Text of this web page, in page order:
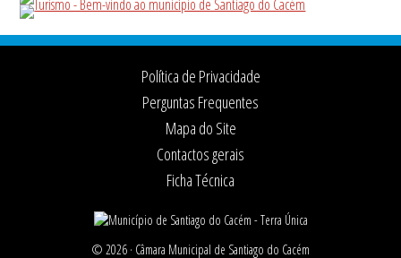
Footer
Política de Privacidade
Perguntas Frequentes
Mapa do Site
Contactos gerais
Ficha Técnica
© 2026 · Câmara Municipal de Santiago do Cacém